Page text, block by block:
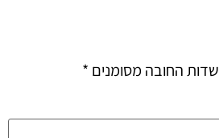
שדות החובה מסומנים *